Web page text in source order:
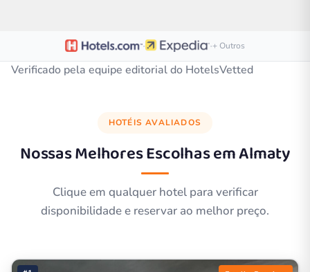
· ·+ Outros
Verificado pela equipe editorial do HotelsVetted
HOTÉIS AVALIADOS
Nossas Melhores Escolhas emAlmaty
Clique em qualquer hotel para verificar
disponibilidade e reservar ao melhor preço.